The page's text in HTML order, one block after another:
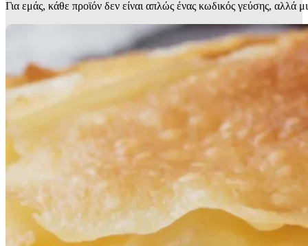
Για εμάς, κάθε προϊόν δεν είναι απλώς ένας κωδικός γεύσης, αλλά